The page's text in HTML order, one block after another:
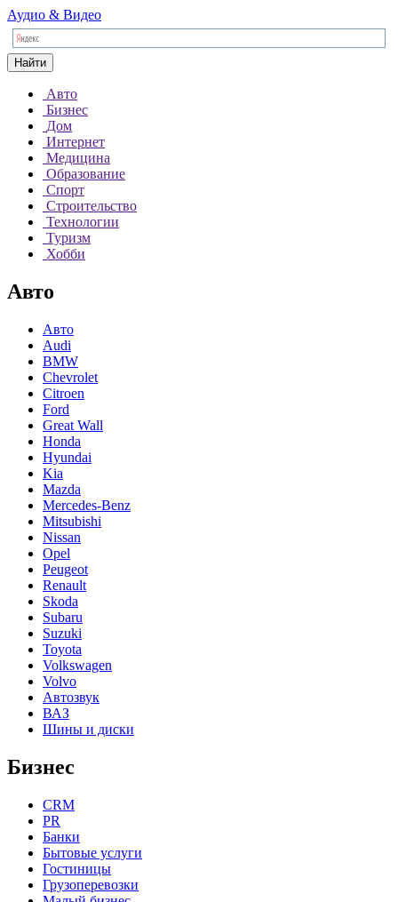
Аудио & Видео
Найти
Авто
Бизнес
Дом
Интернет
Медицина
Образование
Спорт
Строительство
Технологии
Туризм
Хобби
Авто
Авто
Audi
BMW
Chevrolet
Citroen
Ford
Great Wall
Honda
Hyundai
Kia
Mazda
Mercedes-Benz
Mitsubishi
Nissan
Opel
Peugeot
Renault
Skoda
Subaru
Suzuki
Toyota
Volkswagen
Volvo
Автозвук
ВАЗ
Шины и диски
Бизнес
CRM
PR
Банки
Бытовые услуги
Гостиницы
Грузоперевозки